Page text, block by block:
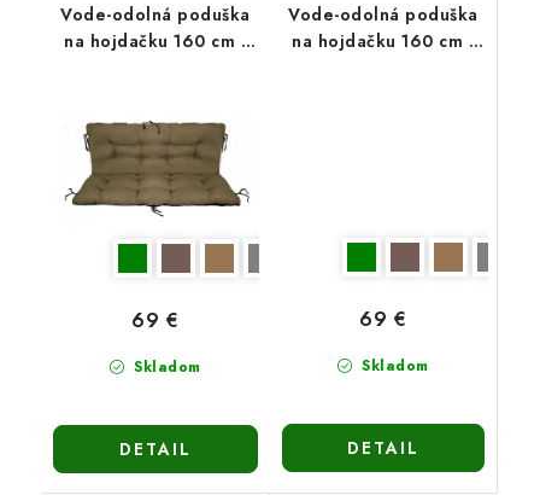
Vode-odolná poduška
na hojdačku 160 cm -
Skladom
69 €
DETAIL
Vode-odolná poduška
na hojdačku 160 cm -
Skladom
69 €
DETAIL